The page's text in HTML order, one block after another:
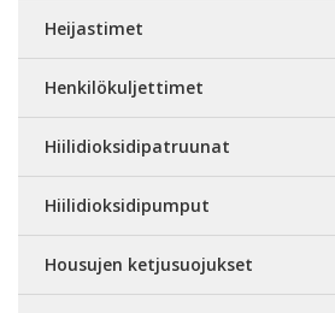
Heijastimet
Henkilökuljettimet
Hiilidioksidipatruunat
Hiilidioksidipumput
Housujen ketjusuojukset